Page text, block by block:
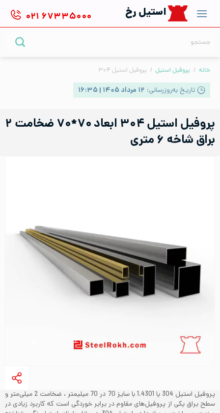
content
استیل رخ ۰۲۱ ۶۷۳۳۵۰۰۰
خانه / پروفیل استیل / پروفیل استیل ۳۰۴
تاریخ به‌روزرسانی: ۱۲ مرداد ۱۴۰۵ | ۱۶:۳۵
پروفیل استیل ۳۰۴ ابعاد ۷۰*۷۰ ضخامت ۲
براق شاخه ۶ متری
پروفیل استیل 304 یا 1.4301 با سایز 70 در 70 میلیمتر ، ضخامت 2 میلی‌متر و
سطح براق یکی از پروفیل‌های مقاوم در برابر خوردگی است که کاربرد زیادی در